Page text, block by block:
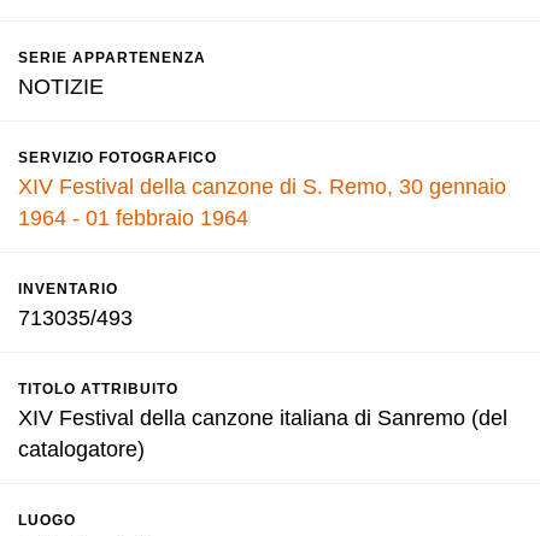
SERIE APPARTENENZA
NOTIZIE
SERVIZIO FOTOGRAFICO
XIV Festival della canzone di S. Remo, 30 gennaio
1964 - 01 febbraio 1964
INVENTARIO
713035/493
TITOLO ATTRIBUITO
XIV Festival della canzone italiana di Sanremo (del
catalogatore)
LUOGO